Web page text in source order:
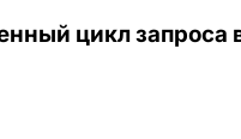
цикл запроса